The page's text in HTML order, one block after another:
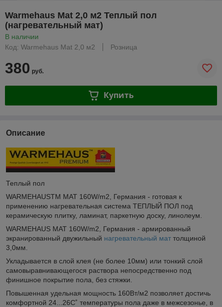
Warmehaus Mat 2,0 м2 Теплый пол
(нагревательный мат)
В наличии
Код: Warmehaus Mat 2,0 м2
Розница
380 руб.
Купить
Описание
Теплый пол
WARMEHAUSTM MAT 160W/m2, Германия - готовая к
применению нагревательная система ТЕПЛЫЙ ПОЛ под
керамическую плитку, ламинат, паркетную доску, линолеум.
WARMEHAUS MAT 160W/m2, Германия - армированный
экранированный двужильный нагревательный мат толщиной
3,0мм.
Укладывается в слой клея (не более 10мм) или тонкий слой
самовыравнивающегося раствора непосредственно под
финишное покрытие пола, без стяжки.
Повышенная удельная мощность 160Вт/м2 позволяет достичь
комфортной 24...26С˚ температуры пола даже в межсезонье, в